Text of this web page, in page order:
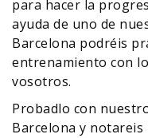
para hacer la
ayuda de uno de
Barcelona podréis
entrenamiento con
vosotros.
Probadlo con
Barcelona y notareis